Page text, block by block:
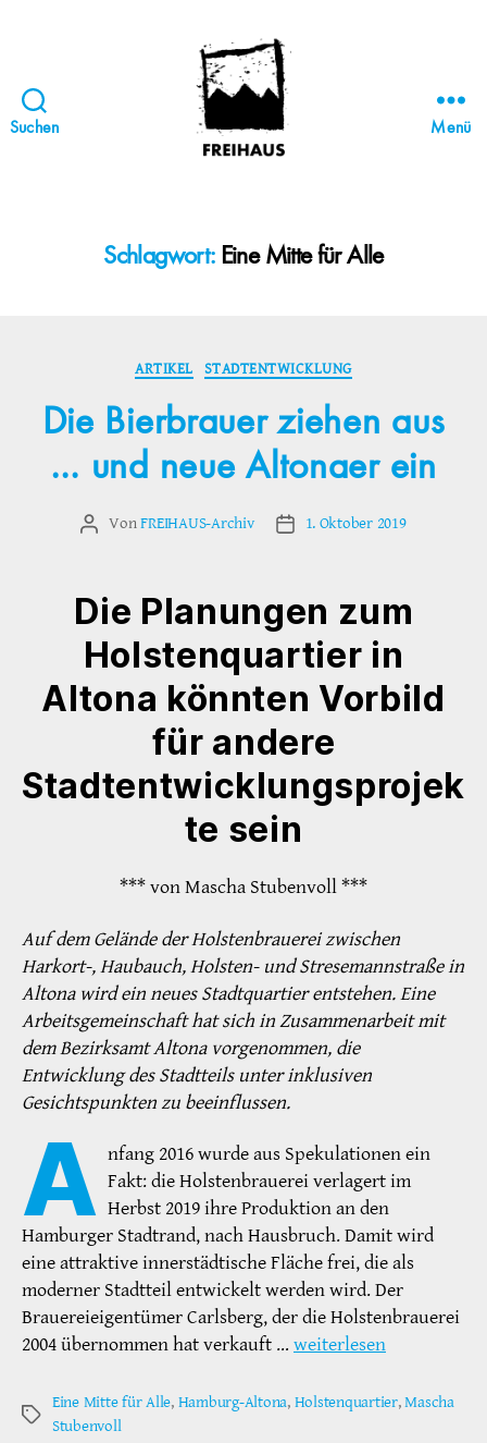
Suchen
STATTBAU
HAMBURG
Menü
Schlagwort: Eine Mitte für Alle
Kategorien
ARTIKEL STADTENTWICKLUNG
Die Bierbrauer ziehen aus
… und neue Altonaer ein
Beitragsautor
VonFREIHAUS-Archiv Veröffentlichungsdatum
1. Oktober 2019
Die Planungen zum
Holstenquartier in
Altona könnten Vorbild
für andere
Stadtentwicklungsprojek
te sein
*** von Mascha Stubenvoll ***
Auf dem Gelände der Holstenbrauerei zwischen
Harkort-, Haubauch, Holsten- und Stresemannstraße in
Altona wird ein neues Stadtquartier entstehen. Eine
Arbeitsgemeinschaft hat sich in Zusammenarbeit mit
dem Bezirksamt Altona vorgenommen, die
Entwicklung des Stadtteils unter inklusiven
Gesichtspunkten zu beeinflussen.
A nfang 2016 wurde aus Spekulationen ein
Fakt: die Holstenbrauerei verlagert im
Herbst 2019 ihre Produktion an den
Hamburger Stadtrand, nach Hausbruch. Damit wird
eine attraktive innerstädtische Fläche frei, die als
moderner Stadtteil entwickelt werden wird. Der
Brauereieigentümer Carlsberg, der die Holstenbrauerei
2004 übernommen hat verkauft … weiterlesen
Schlagwörter
Eine Mitte für Alle, Hamburg-Altona, Holstenquartier,Mascha
Stubenvoll